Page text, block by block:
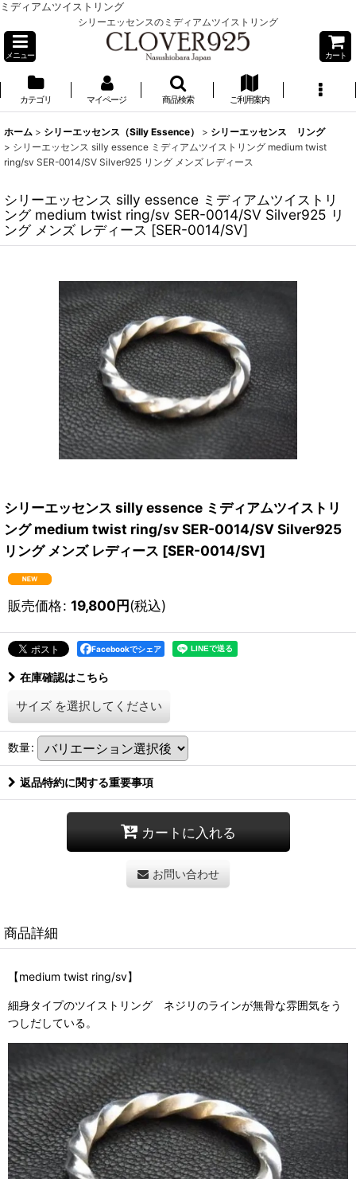
ミディアムツイストリング
シリーエッセンスのミディアムツイストリング
メニュー カート
カテゴリ マイページ 商品検索 ご利用案内
ホーム > シリーエッセンス（Silly Essence） > シリーエッセンス リング
> シリーエッセンス silly essence ミディアムツイストリング medium twist
ring/sv SER-0014/SV Silver925 リング メンズ レディース
シリーエッセンス silly essence ミディアムツイストリ
ング medium twist ring/sv SER-0014/SV Silver925 リ
ング メンズ レディース [SER-0014/SV]
シリーエッセンス silly essence ミディアムツイストリ
ング medium twist ring/sv SER-0014/SV Silver925
リング メンズ レディース [SER-0014/SV]
販売価格: 19,800円(税込)
Facebookでシェア
在庫確認はこちら
サイズ を選択してください
数量:
返品特約に関する重要事項
カートに入れる
お問い合わせ
商品詳細
【medium twist ring/sv】
細身タイプのツイストリング ネジリのラインが無骨な雰囲気をう
つしだしている。